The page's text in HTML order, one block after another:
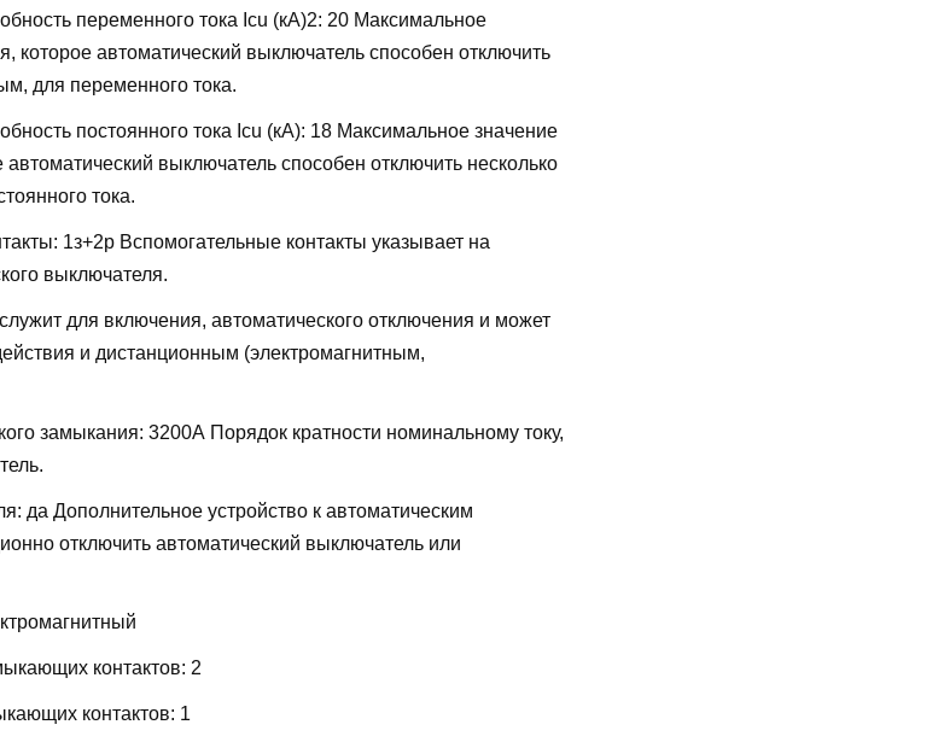
переменного тока Icu (кА)2: 20 Максимальное
которое автоматический выключатель способен отключить
для переменного тока.
постоянного тока Icu (кА): 18 Максимальное значение
автоматический выключатель способен отключить несколько
тока.
1з+2р Вспомогательные контакты указывает на
выключателя.
для включения, автоматического отключения и может
и дистанционным (электромагнитным,
замыкания: 3200А Порядок кратности номинальному току,
да Дополнительное устройство к автоматическим
отключить автоматический выключатель или
контактов: 2
контактов: 1